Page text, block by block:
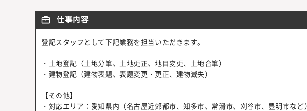
仕事内容
登記スタッフとして下記業務を担当いただきます。
・土地登記（土地分筆、土地更正、地目変更、土地合筆）
・建物登記（建物表題、表題変更・更正、建物滅失）
【その他】
・対応エリア：愛知県内（名古屋近郊都市、知多市、常滑市、刈谷市、豊明市など）